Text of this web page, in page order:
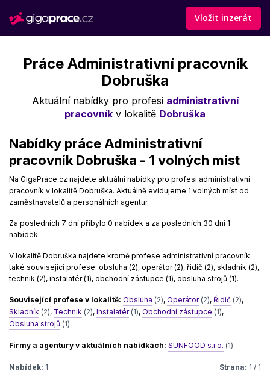
Vložit inzerát
Práce Administrativní pracovník
Dobruška
Aktuální nabídky pro profesi administrativní
pracovník v lokalitě Dobruška
Nabídky práce Administrativní
pracovník Dobruška - 1 volných míst
Na GigaPráce.cz najdete aktuální nabídky pro profesi administrativní
pracovník v lokalitě Dobruška. Aktuálně evidujeme 1 volných míst od
zaměstnavatelů a personálních agentur.
Za posledních 7 dní přibylo 0 nabídek a za posledních 30 dní 1
nabídek.
V lokalitě Dobruška najdete kromě profese administrativní pracovník
také související profese: obsluha (2), operátor (2), řidič (2), skladník (2),
technik (2), instalatér (1), obchodní zástupce (1), obsluha strojů (1).
Související profese v lokalitě: Obsluha (2), Operátor (2), Řidič (2),
Skladník (2), Technik (2), Instalatér (1), Obchodní zástupce (1),
Obsluha strojů (1)
Firmy a agentury v aktuálních nabídkách: SUNFOOD s.r.o. (1)
Nabídek: 1 Strana: 1 / 1